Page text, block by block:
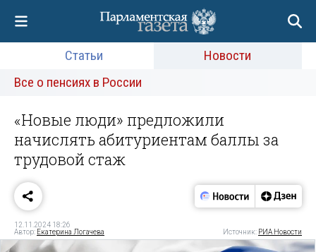
Статьи
Новости
Все о пенсиях в России
«Новые люди» предложили
начислять абитуриентам баллы за
трудовой стаж
12.11.2024 18:26
Автор: Екатерина Логачева Источник: РИА Новости